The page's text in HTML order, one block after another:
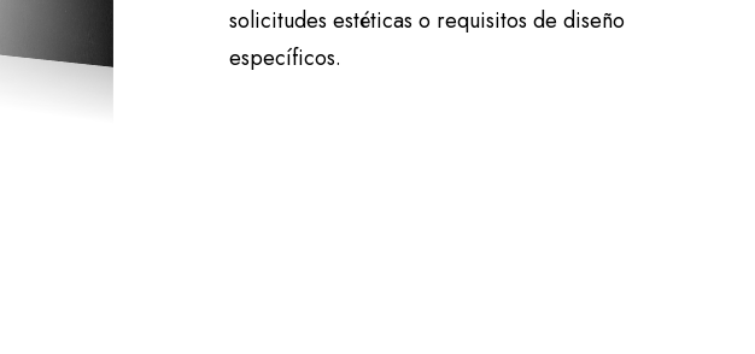
solicitudes estéticas o requisitos de diseño
específicos.